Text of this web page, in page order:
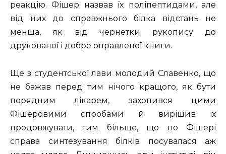
реакцію. Фішер назвав їх поліпептидами, але
від них до справжнього білка відстань не
менша, як від чернетки рукопису до
друкованої і добре оправленої книги.
Ще з студентської лави молодий Славенко, що
не бажав перед тим нічого кращого, як бути
порядним лікарем, захопився цими
Фішеровими спробами й вирішив їх
продовжувати, тим більше, що по Фішері
справа синтезування білків посувалася аж